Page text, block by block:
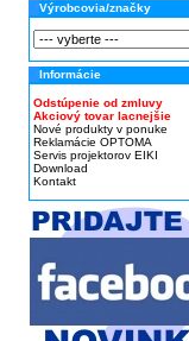
Výrobcovia/značky
Informácie
Odstúpenie od zmluvy
Akciový tovar lacnejšie
Nové produkty v ponuke
Reklamácie OPTOMA
Servis projektorov EIKI
Download
Kontakt